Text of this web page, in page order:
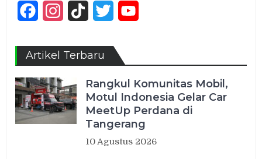
FacebookInstagram
TikTok Twitter
Artikel Terbaru
Rangkul Komunitas Mobil,
Motul Indonesia Gelar Car
MeetUp Perdana di
Tangerang
10 Agustus 2026